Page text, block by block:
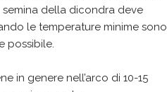
della dicondra deve
le temperature minime sono
possibile.
in genere nell’arco di 10-15